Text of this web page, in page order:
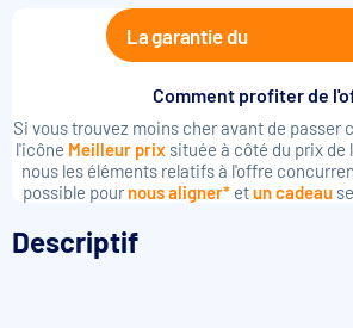
La garantie du
Comment profiter de
Si vous trouvez moins cher avant de passer
l'icône Meilleur prixsituée à côté du prix de
nous les éléments relatifs à l'offre
possible pour nous aligner*etun cadeau
Descriptif